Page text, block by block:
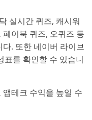
실시간 퀴즈, 캐시워
이북 퀴즈, 오퀴즈 등
. 또한 네이버 라이브
표를 확인할 수 있습니
테크 수익을 높일 수